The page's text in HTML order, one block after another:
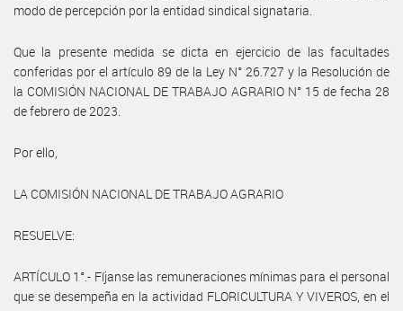
modo de percepción por la entidad sindical signataria.
Que la presente medida se dicta en ejercicio de las facultades
conferidas por el artículo 89 de la Ley N° 26.727 y la Resolución de
la COMISIÓN NACIONAL DE TRABAJO AGRARIO N° 15 de fecha 28
de febrero de 2023.
Por ello,
LA COMISIÓN NACIONAL DE TRABAJO AGRARIO
RESUELVE:
ARTÍCULO 1°.- Fíjanse las remuneraciones mínimas para el personal
que se desempeña en la actividad FLORICULTURA Y VIVEROS, en el